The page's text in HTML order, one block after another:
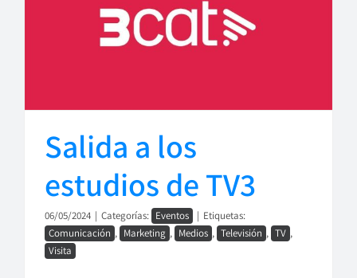
Salida a los
estudios de TV3
06/05/2024 | Categorías: Eventos | Etiquetas:
Comunicación , Marketing , Medios , Televisión , TV ,
Visita